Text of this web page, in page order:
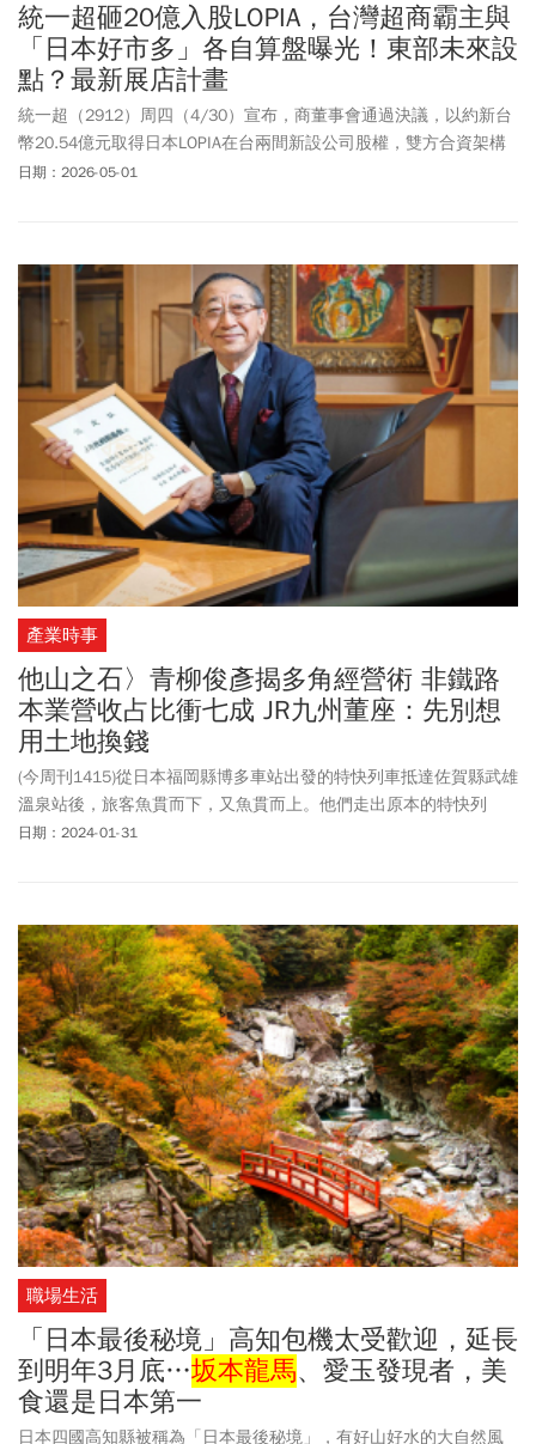
統一超砸20億入股LOPIA，台灣超商霸主與
「日本好市多」各自算盤曝光！東部未來設
點？最新展店計畫
統一超（2912）周四（4/30）宣布，商董事會通過決議，以約新台
幣20.54億元取得日本LOPIA在台兩間新設公司股權，雙方合資架構
涵蓋零售超市與食品加工。LOPIA因其販售商品多元，也被網友稱為
日期：2026-05-01
產業時事
他山之石〉青柳俊彥揭多角經營術 非鐵路
本業營收占比衝七成 JR九州董座：先別想
用土地換錢
(今周刊1415)從日本福岡縣博多車站出發的特快列車抵達佐賀縣武雄
溫泉站後，旅客魚貫而下，又魚貫而上。他們走出原本的特快列
車，「接力」搭上另一台流線型修長的JR九州「海鷗號」，這是二
日期：2024-01-31
職場生活
「日本最後秘境」高知包機太受歡迎，延長
到明年3月底…坂本龍馬、愛玉發現者，美
食還是日本第一
日本四國高知縣被稱為「日本最後秘境」，有好山好水的大自然風